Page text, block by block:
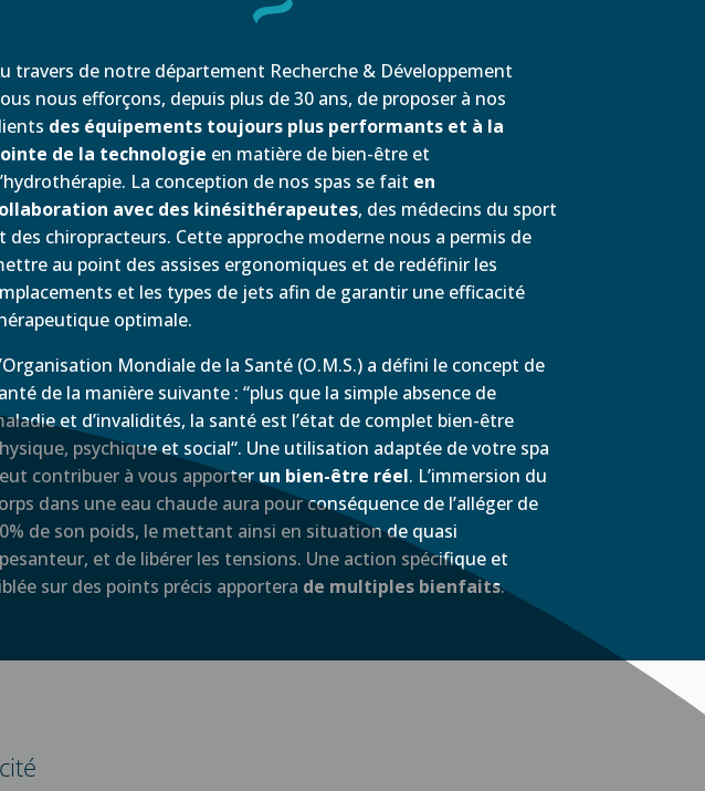
travers de notre département Recherche & Développement
nous efforçons, depuis plus de 30 ans, de proposer à nos
des équipements toujours plus performants et à la
de la technologie en matière de bien-être et
La conception de nos spas se fait en
avec des kinésithérapeutes, des médecins du sport
des chiropracteurs. Cette approche moderne nous a permis de
au point des assises ergonomiques et de redéfinir les
et les types de jets afin de garantir une efficacité
optimale.
Mondiale de la Santé (O.M.S.) a défini le concept de
de la manière suivante : “plus que la simple absence de
et d’invalidités, la santé est l’état de complet bien-être
psychique et social“. Une utilisation adaptée de votre spa
contribuer à vous apporterun bien-être réel. L’immersion du
dans une eau chaude aura pour conséquence de l’alléger de
de son poids, le mettant ainsi en situation de quasi
et de libérer les tensions. Une action spécifique et
sur des points précis apportera de multiples bienfaits.